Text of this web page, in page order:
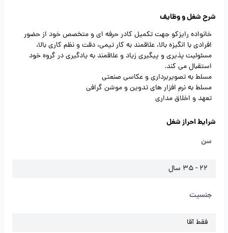
شرح شغل و وظایف
خانواده رایزکو جهت تکمیل کادر حرفه ای و متخصص خود از حضور
افرادی با انگیزه بالا، علاقمند به کار تیمی، دقت و نظم کاری بالا،
مسئولیت پذیری و پیگیری زیاد و علاقمند به یادگیری در گروه خود
استقبال می کند.
مسلط به تصویربرداری و عکاسی صنعتی
مسلط به نرم افزار های تدوین و موشن گرافی
تعهد و اخلاق مداری
شرایط احراز شغل
سن
22 - 35 سال
جنسیت
فقط آقا